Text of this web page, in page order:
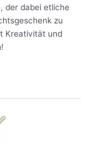
der dabei etliche
zu
Kreativität und